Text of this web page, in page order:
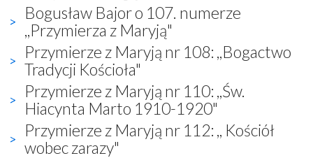
Bogusław Bajor o 107. numerze
,,Przymierza z Maryją"
Przymierze z Maryją nr 108: ,,Bogactwo
Tradycji Kościoła"
Przymierze z Maryją nr 110: ,,Św.
Hiacynta Marto 1910-1920"
Przymierze z Maryją nr 112: ,, Kościół
wobec zarazy"